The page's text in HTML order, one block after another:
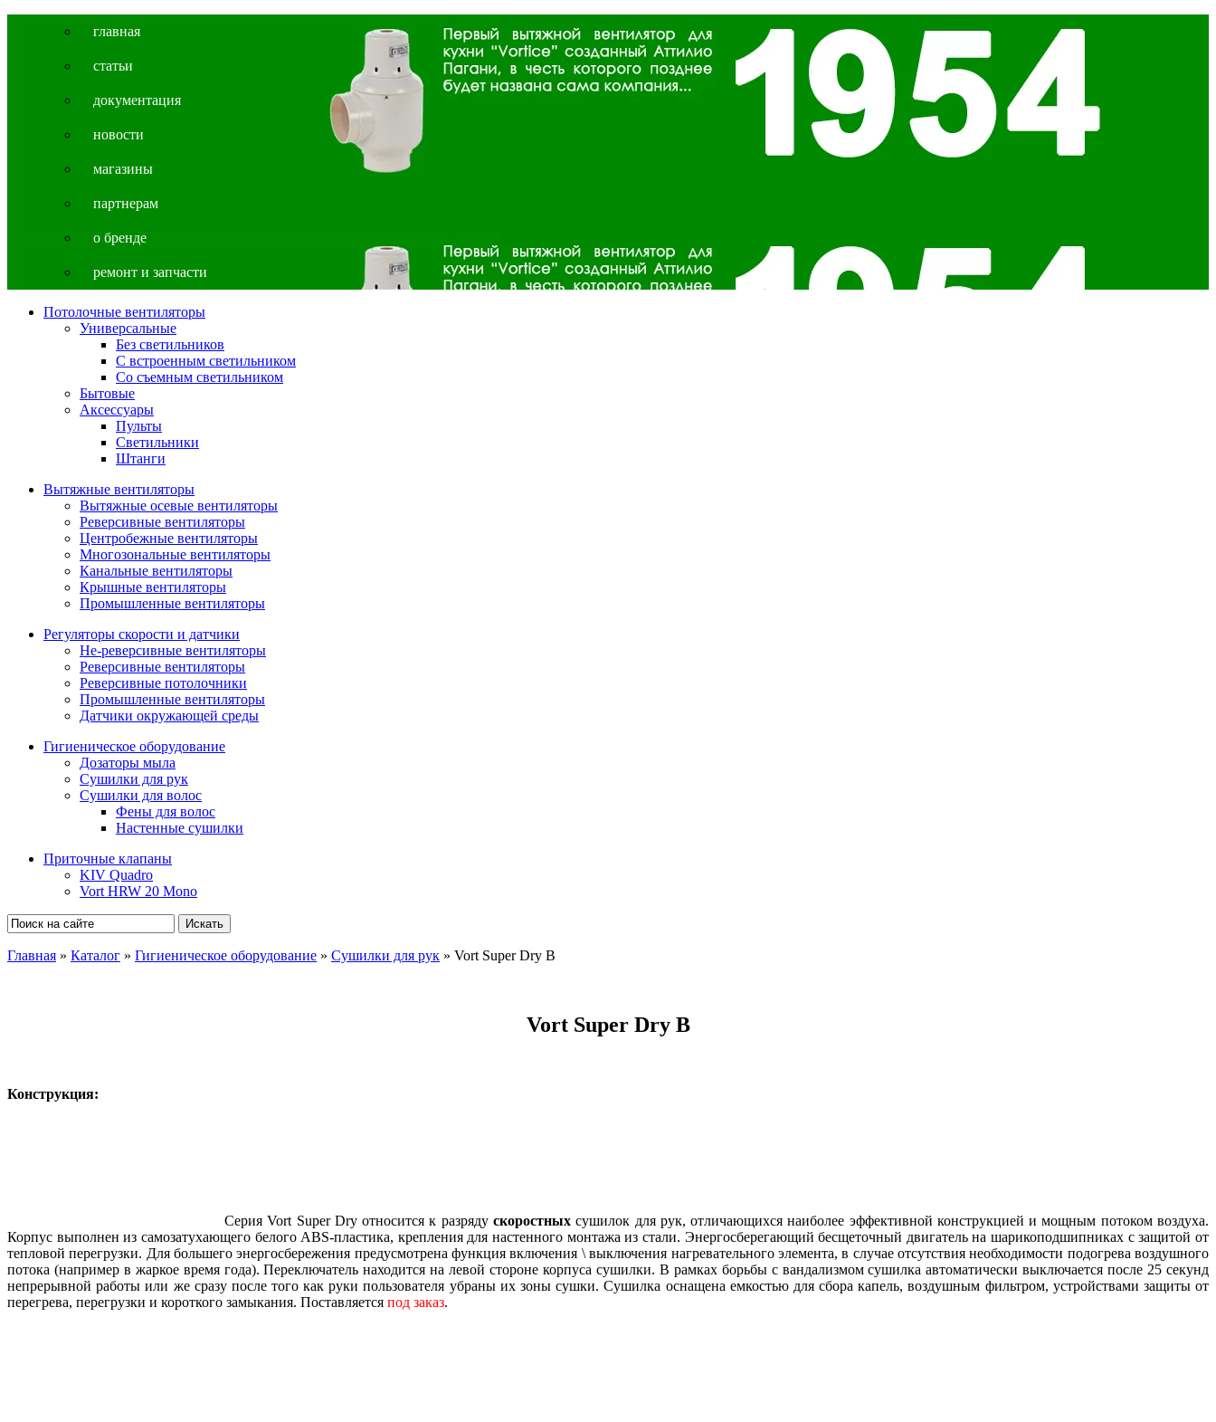
главная
cтатьи
документация
новости
магазины
партнерам
о бренде
ремонт и запчасти
Потолочные вентиляторы
Универсальные
Без светильников
С встроенным светильником
Со съемным светильником
Бытовые
Аксессуары
Пульты
Светильники
Штанги
Вытяжные вентиляторы
Вытяжные осевые вентиляторы
Реверсивные вентиляторы
Центробежные вентиляторы
Многозональные вентиляторы
Канальные вентиляторы
Крышные вентиляторы
Промышленные вентиляторы
Регуляторы скорости и датчики
Не-реверсивные вентиляторы
Реверсивные вентиляторы
Реверсивные потолочники
Промышленные вентиляторы
Датчики окружающей среды
Гигиеническое оборудование
Дозаторы мыла
Сушилки для рук
Cушилки для волос
Фены для волос
Настенные сушилки
Приточные клапаны
KIV Quadro
Vort HRW 20 Mono
Главная » Каталог » Гигиеническое оборудование » Сушилки для рук » Vort Super Dry B
Vort Super Dry B
Конструкция:
Серия Vort Super Dry относится к разряду скоростныхсушилок для рук, отличающихся наиболее эффективной конструкцией и мощным потоком воздуха.
Корпус выполнен из самозатухающего белого ABS-пластика, крепления для настенного монтажа из стали. Энергосберегающий бесщеточный двигатель на шарикоподшипниках с защитой от
тепловой перегрузки. Для большего энергосбережения предусмотрена функция включения \ выключения нагревательного элемента, в случае отсутствия необходимости подогрева воздушного
потока (например в жаркое время года). Переключатель находится на левой стороне корпуса сушилки. В рамках борьбы с вандализмом сушилка автоматически выключается после 25 секунд
непрерывной работы или же сразу после того как руки пользователя убраны их зоны сушки. Сушилка оснащена емкостью для сбора капель, воздушным фильтром, устройствами защиты от
перегрева, перегрузки и короткого замыкания. Поставляется под заказ.